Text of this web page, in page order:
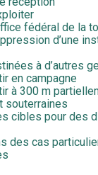
fédéral de la
d’une
à d’autres
en campagne
à 300 m
souterraines
cibles pour des
des cas